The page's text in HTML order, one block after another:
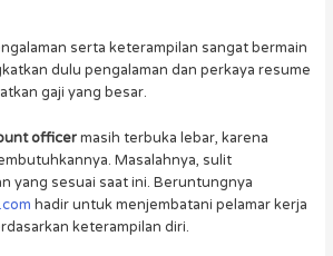
serta keterampilan sangat bermain
dulu pengalaman dan perkaya resume
gaji yang besar.
officermasih terbuka lebar, karena
Masalahnya, sulit
yang sesuai saat ini. Beruntungnya
hadir untuk menjembatani pelamar kerja
keterampilan diri.